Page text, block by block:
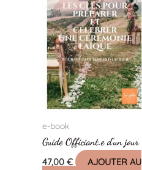
e-book
Guide Officiant.e d’un jour
47,00€
AJOUTER AU